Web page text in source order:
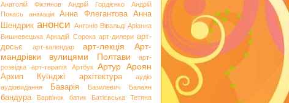
Анатолій Фіктянов
Андрій Гордієнко
Андрій
Покась
анімація Анна Флегантова
Анна
Шендрик анонси Антоніо Вівальді Аріанна
Вишневецька Аркадій Сорока арт-дилери арт-
досьє
арт-календар арт-лекція
Арт-
мандрівки вулицями Полтави
арт-
розвідка
арт-терапія Артбук Артур Ароян
Архип Куїнджі архітектура
аудіо
аудіовидання
Баварія Базилевич Балаян
бандура Барвінок батик Батієвська Тетяна